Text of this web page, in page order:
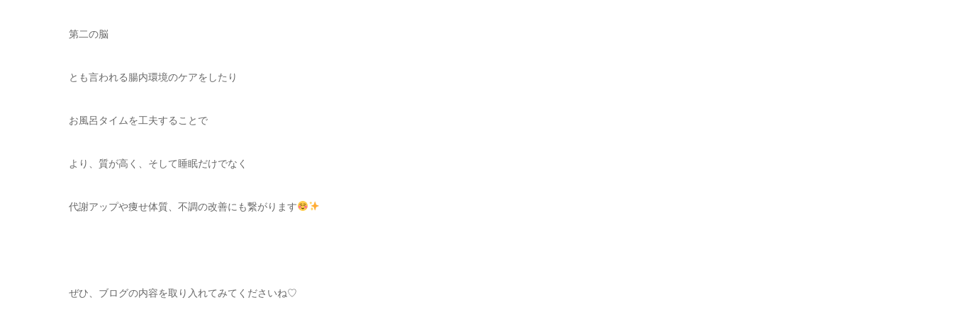
第二の脳
とも言われる腸内環境のケアをしたり
お風呂タイムを工夫することで
より、質が高く、そして睡眠だけでなく
代謝アップや痩せ体質、不調の改善にも繋がります
ぜひ、ブログの内容を取り入れてみてくださいね♡